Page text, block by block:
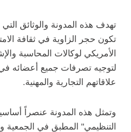
تهدف هذه المدونة والوثائق التي
تكون حجر الزاوية في ثقافة
الأمريكي لوكالات المحاسبة
لتوجيه تصرفات جميع أعضائه في
علاقاتهم التجارية والمهنية.
وتمثل هذه المدونة عنصراً
التنظيمي" المطبق في الجمعية